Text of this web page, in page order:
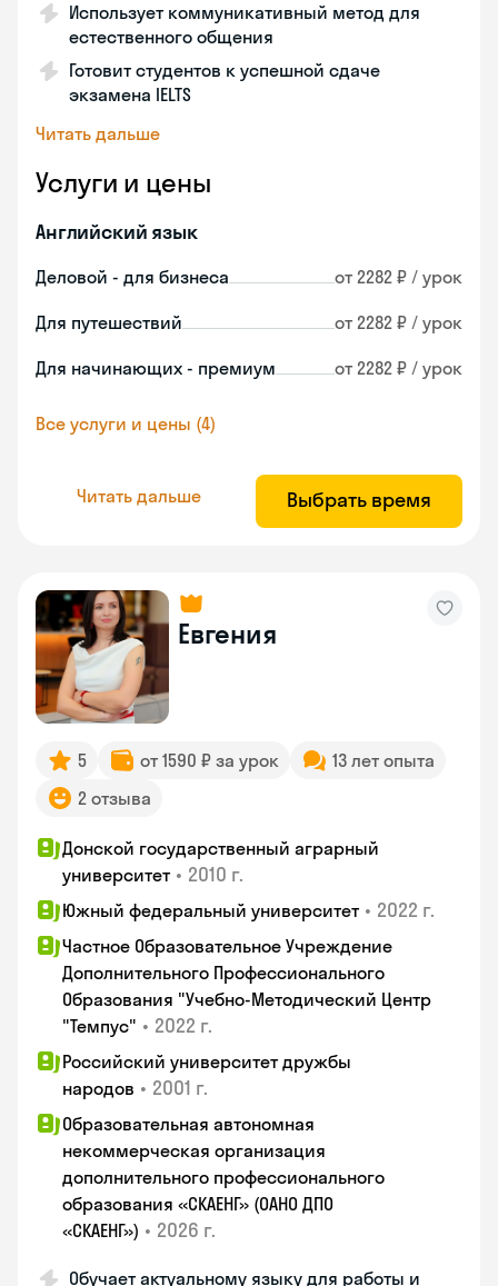
Использует коммуникативный метод для
естественного общения
Готовит студентов к успешной сдаче
экзамена IELTS
Читать дальше
Услуги и цены
Английский язык
Деловой - для бизнеса от 2282 ₽ / урок
Для путешествий от 2282 ₽ / урок
Для начинающих - премиум от 2282 ₽ / урок
Все услуги и цены (4)
Читать дальше Выбрать время
Евгения
5 от 1590 ₽ за урок
13 лет опыта
2 отзыва
Донской государственный аграрный
университет • 2010 г.
Южный федеральный университет • 2022 г.
Частное Образовательное Учреждение
Дополнительного Профессионального
Образования "Учебно-Методический Центр
"Темпус" • 2022 г.
Российский университет дружбы
народов • 2001 г.
Образовательная автономная
некоммерческая организация
дополнительного профессионального
образования «СКАЕНГ» (ОАНО ДПО
«СКАЕНГ») • 2026 г.
Обучает актуальному языку для работы и